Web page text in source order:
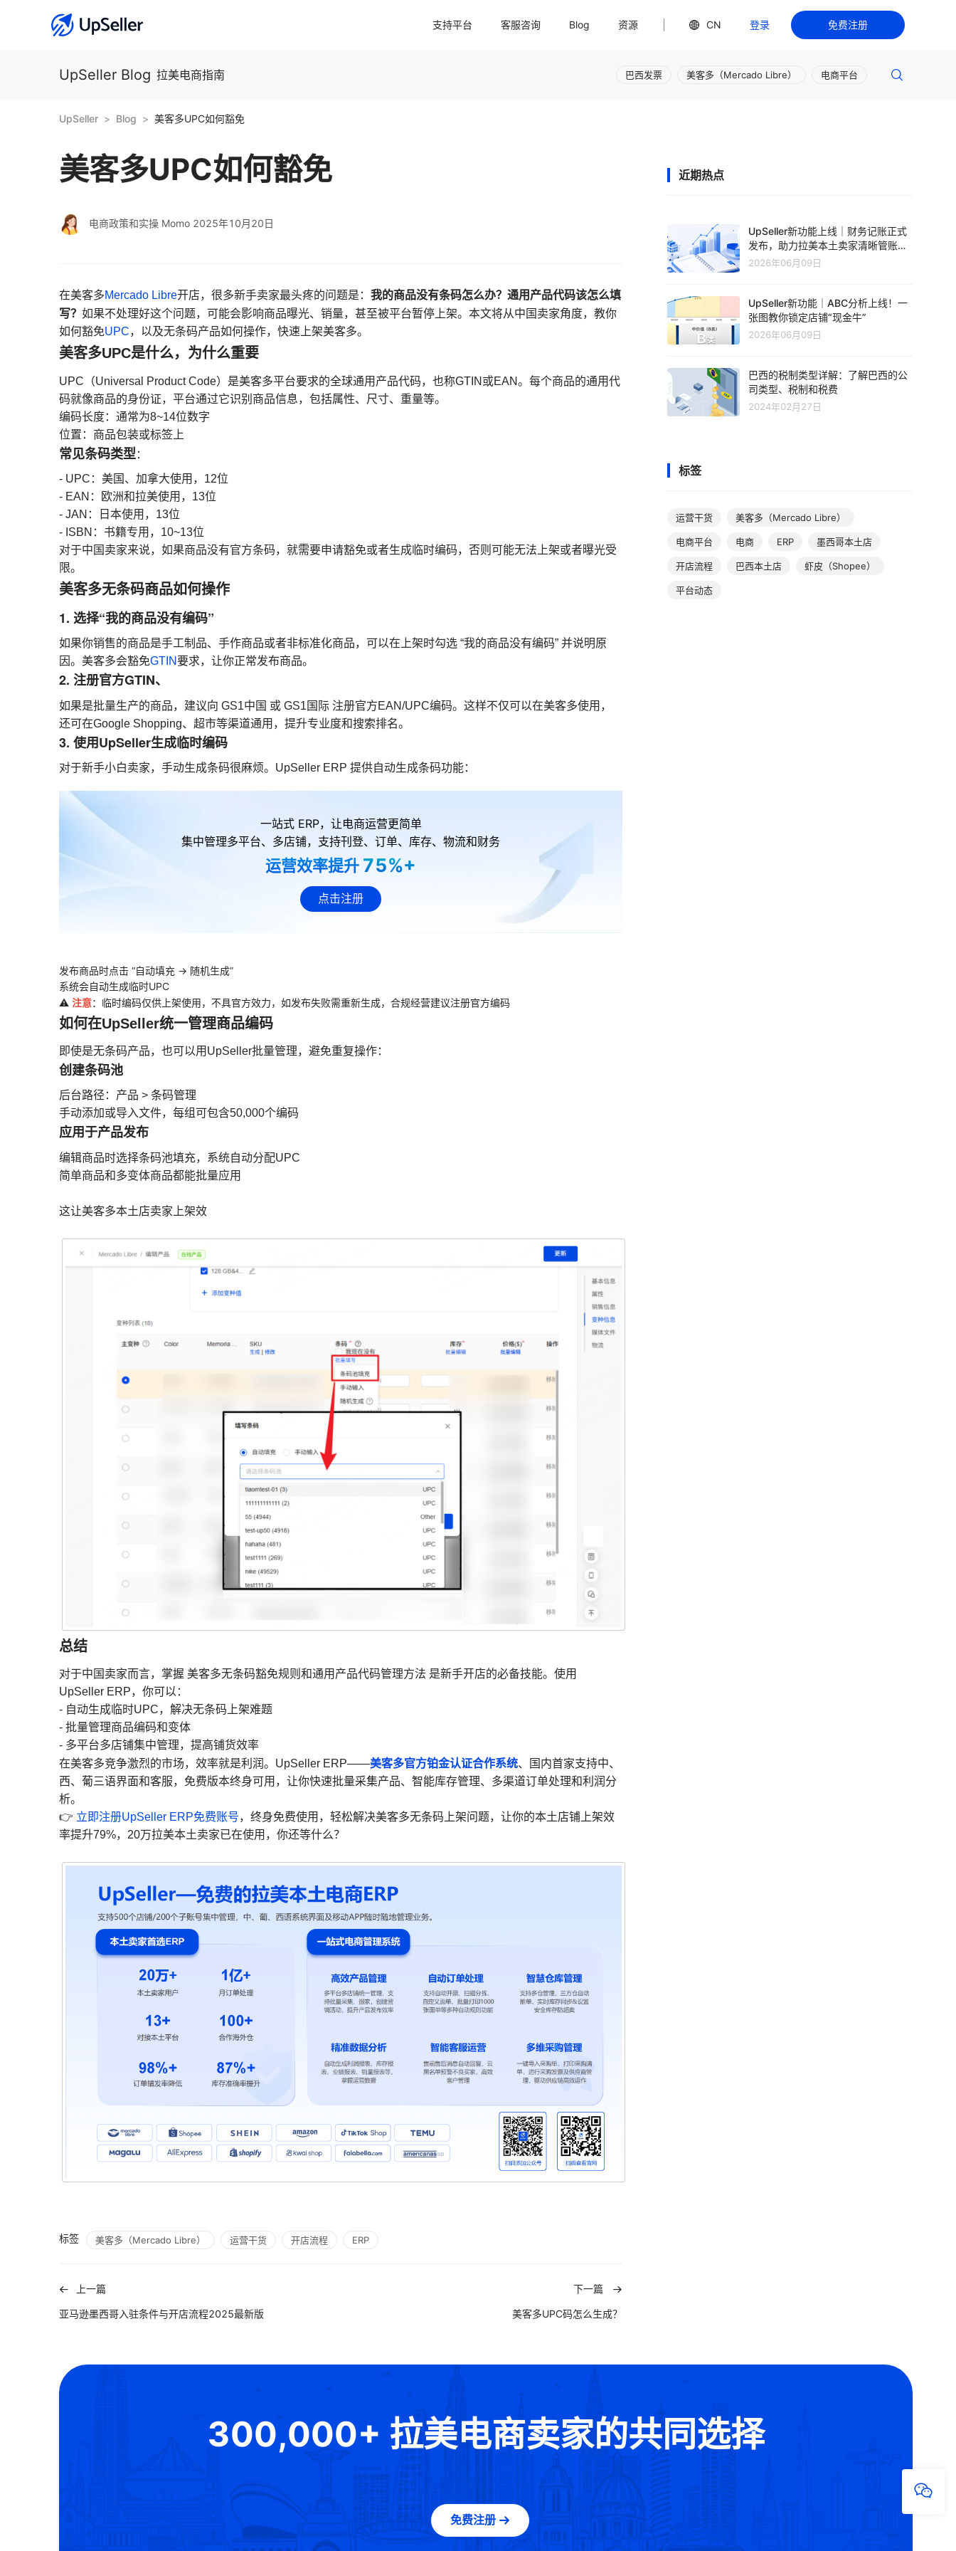
支持平台 客服咨询 Blog 资源 CN 登录 免费注册
UpSeller Blog 拉美电商指南 巴西发票 美客多（Mercado Libre） 电商平台
UpSeller Blog 美客多UPC如何豁免
美客多UPC如何豁免
电商政策和实操 Momo 2025年10月20日
在美客多Mercado Libre开店，很多新手卖家最头疼的问题是： 我的商品没有条码怎么办？通用产品代码该怎么填
写？ 如果不处理好这个问题，可能会影响商品曝光、销量，甚至被平台暂停上架。本文将从中国卖家角度，教你
如何豁免UPC，以及无条码产品如何操作，快速上架美客多。
美客多UPC是什么，为什么重要
UPC（Universal Product Code）是美客多平台要求的全球通用产品代码，也称GTIN或EAN。每个商品的通用代
码就像商品的身份证，平台通过它识别商品信息，包括属性、尺寸、重量等。
编码长度：通常为8~14位数字
位置：商品包装或标签上
常见条码类型 ：
- UPC：美国、加拿大使用，12位
- EAN：欧洲和拉美使用，13位
- JAN：日本使用，13位
- ISBN：书籍专用，10~13位
对于中国卖家来说，如果商品没有官方条码，就需要申请豁免或者生成临时编码，否则可能无法上架或者曝光受
限。
美客多无条码商品如何操作
1. 选择“我的商品没有编码”
如果你销售的商品是手工制品、手作商品或者非标准化商品，可以在上架时勾选 “我的商品没有编码” 并说明原
因。美客多会豁免GTIN要求，让你正常发布商品。
2. 注册官方GTIN、
如果是批量生产的商品，建议向 GS1中国 或 GS1国际 注册官方EAN/UPC编码。这样不仅可以在美客多使用，
还可在Google Shopping、超市等渠道通用，提升专业度和搜索排名。
3. 使用UpSeller生成临时编码
对于新手小白卖家，手动生成条码很麻烦。UpSeller ERP 提供自动生成条码功能：
一站式 ERP，让电商运营更简单
集中管理多平台、多店铺，支持刊登、订单、库存、物流和财务
运营效率提升 75%+
点击注册
发布商品时点击 “自动填充 → 随机生成”
系统会自动生成临时UPC
⚠️ 注意：临时编码仅供上架使用，不具官方效力，如发布失败需重新生成，合规经营建议注册官方编码
如何在UpSeller统一管理商品编码
即使是无条码产品，也可以用UpSeller批量管理，避免重复操作：
创建条码池
后台路径：产品 > 条码管理
手动添加或导入文件，每组可包含50,000个编码
应用于产品发布
编辑商品时选择条码池填充，系统自动分配UPC
简单商品和多变体商品都能批量应用
这让美客多本土店卖家上架效
总结
对于中国卖家而言，掌握 美客多无条码豁免规则和通用产品代码管理方法 是新手开店的必备技能。使用
UpSeller ERP，你可以：
- 自动生成临时UPC，解决无条码上架难题
- 批量管理商品编码和变体
- 多平台多店铺集中管理，提高铺货效率
在美客多竞争激烈的市场，效率就是利润。UpSeller ERP——美客多官方铂金认证合作系统、国内首家支持中、
西、葡三语界面和客服，免费版本终身可用，让你快速批量采集产品、智能库存管理、多渠道订单处理和利润分
析。
👉 立即注册UpSeller ERP免费账号，终身免费使用，轻松解决美客多无条码上架问题，让你的本土店铺上架效
率提升79%，20万拉美本土卖家已在使用，你还等什么？
标签 美客多（Mercado Libre） 运营干货 开店流程 ERP
上一篇
亚马逊墨西哥入驻条件与开店流程2025最新版
下一篇
美客多UPC码怎么生成？
近期热点
UpSeller新功能上线｜财务记账正式
发布，助力拉美本土卖家清晰管账、
轻松盈利
2026年06月09日
UpSeller新功能｜ABC分析上线！一
张图教你锁定店铺“现金牛”
2026年06月09日
巴西的税制类型详解：了解巴西的公
司类型、税制和税费
2024年02月27日
标签
运营干货 美客多（Mercado Libre）
电商平台 电商 ERP 墨西哥本土店
开店流程 巴西本土店 虾皮（Shopee）
平台动态
300,000+ 拉美电商卖家的共同选择
免费注册